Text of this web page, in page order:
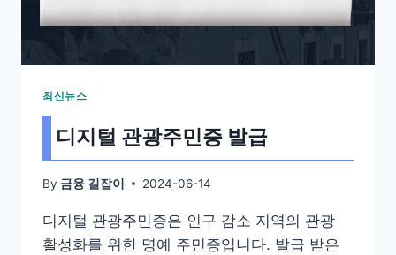
최신뉴스
디지털 관광주민증 발급
By 금융 길잡이 2024-06-14
디지털 관광주민증은 인구 감소 지역의 관광
활성화를 위한 명예 주민증입니다. 발급 받은